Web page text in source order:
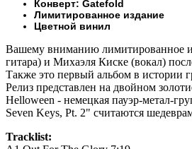
Конверт: Gatefold
Лимитированное издание
Цветной винил
Вашему вниманию лимитированное
гитара) и Михаэля Киске (вокал)
Также это первый альбом в истории
Релиз представлен на двойном
Helloween - немецкая пауэр-метал-
Seven Keys, Pt. 2" считаются
Tracklist: